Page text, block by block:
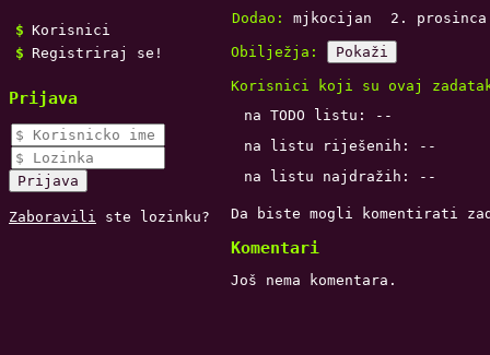
Korisnici
Registriraj se!
Prijava
Zaboravili ste lozinku?
Dodao: mjkocijan 2. prosinca
Obilježja: Pokaži
Korisnici koji su ovaj
na TODO listu: --
na listu riješenih: --
na listu najdražih: --
Da biste mogli komentirati
Komentari
Još nema komentara.